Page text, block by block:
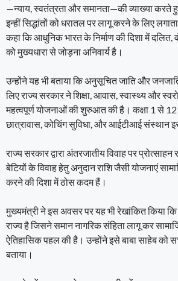
—न्याय, स्वतंत्रता और समानता—की व्याख्या करते
इन्हीं सिद्धांतों को धरातल पर लागू करने के लिए
कहा कि आधुनिक भारत के निर्माण की दिशा में दलित,
को मुख्यधारा से जोड़ना अनिवार्य है।
उन्होंने यह भी बताया कि अनुसूचित जाति और
लिए राज्य सरकार ने शिक्षा, आवास, स्वास्थ्य और
महत्वपूर्ण योजनाओं की शुरुआत की है। कक्षा 1 से 12
छात्रावास, कोचिंग सुविधा, और आईटीआई संस्थान
राज्य सरकार द्वारा अंतरजातीय विवाह पर प्रोत्साहन
बेटियों के विवाह हेतु अनुदान राशि जैसी योजनाएं
करने की दिशा में ठोस कदम हैं।
मुख्यमंत्री ने इस अवसर पर यह भी रेखांकित किया
राज्य है जिसने समान नागरिक संहिता लागू कर
ऐतिहासिक पहल की है। उन्होंने इसे बाबा साहेब को
बताया।